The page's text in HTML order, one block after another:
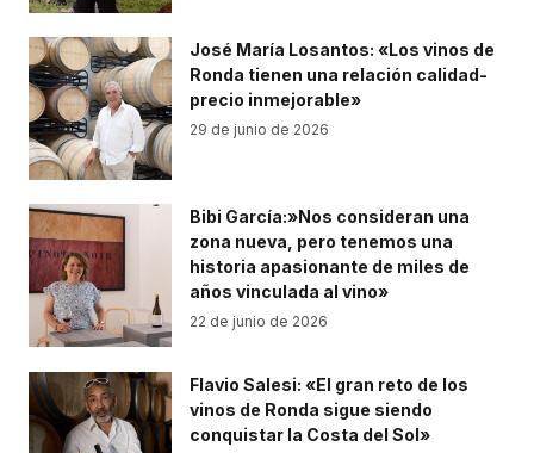
José María Losantos: «Los vinos de
Ronda tienen una relación calidad-
precio inmejorable»
29 de junio de 2026
Bibi García:»Nos consideran una
zona nueva, pero tenemos una
historia apasionante de miles de
años vinculada al vino»
22 de junio de 2026
Flavio Salesi: «El gran reto de los
vinos de Ronda sigue siendo
conquistar la Costa del Sol»